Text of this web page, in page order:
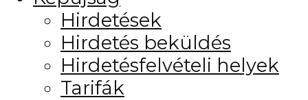
Hirdetések
Hirdetés beküldés
Hirdetésfelvételi helyek
Tarifák